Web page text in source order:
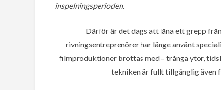
inspelningsperioden.
Därför är det dags att låna ett grepp
rivningsentreprenörer har länge använt
filmproduktioner brottas med – trånga ytor,
tekniken är fullt tillgänglig även